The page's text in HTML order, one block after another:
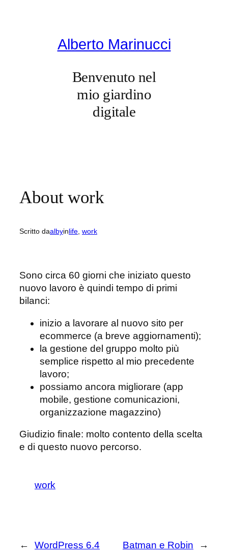
Alberto Marinucci
Benvenuto nel
mio giardino
digitale
About work
Scritto daalbyinlife, work
Sono circa 60 giorni che iniziato questo
nuovo lavoro è quindi tempo di primi
bilanci:
inizio a lavorare al nuovo sito per
ecommerce (a breve aggiornamenti);
la gestione del gruppo molto più
semplice rispetto al mio precedente
lavoro;
possiamo ancora migliorare (app
mobile, gestione comunicazioni,
organizzazione magazzino)
Giudizio finale: molto contento della scelta
e di questo nuovo percorso.
work
← WordPress 6.4 Batman e Robin →